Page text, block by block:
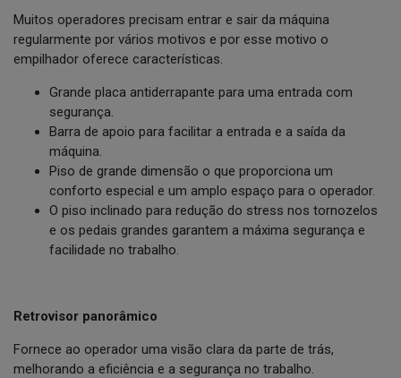
Muitos operadores precisam entrar e sair da máquina
regularmente por vários motivos e por esse motivo o
empilhador oferece características.
Grande placa antiderrapante para uma entrada com
segurança.
Barra de apoio para facilitar a entrada e a saída da
máquina.
Piso de grande dimensão o que proporciona um
conforto especial e um amplo espaço para o operador.
O piso inclinado para redução do stress nos tornozelos
e os pedais grandes garantem a máxima segurança e
facilidade no trabalho.
Retrovisor panorâmico
Fornece ao operador uma visão clara da parte de trás,
melhorando a eficiência e a segurança no trabalho.